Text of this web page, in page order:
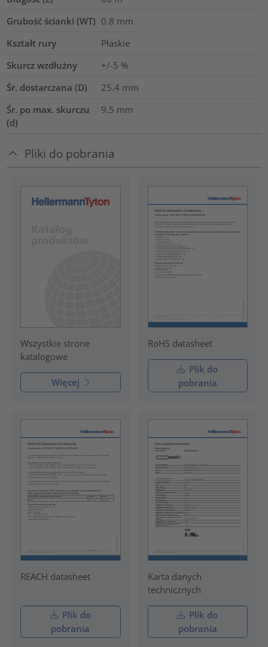
Grubość ścianki (WT) 0.8 mm
Kształt rury
Płaskie
Skurcz wzdłużny
+/-5 %
Śr. dostarczana (D)
25.4 mm
Śr. po max. skurczu
(d)
9.5 mm
Pliki do pobrania
Wszystkie strone
katalogowe
Więcej
RoHS datasheet
Plik do
pobrania
REACH datasheet
Plik do
pobrania
Karta danych
technicznych
Plik do
pobrania